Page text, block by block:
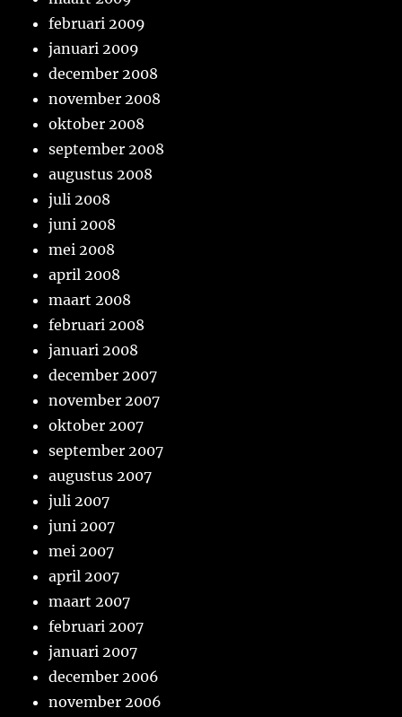
februari 2009
januari 2009
december 2008
november 2008
oktober 2008
september 2008
augustus 2008
juli 2008
juni 2008
mei 2008
april 2008
maart 2008
februari 2008
januari 2008
december 2007
november 2007
oktober 2007
september 2007
augustus 2007
juli 2007
juni 2007
mei 2007
april 2007
maart 2007
februari 2007
januari 2007
december 2006
november 2006